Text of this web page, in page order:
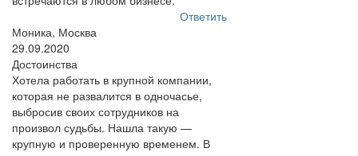
Ответить
Моника, Москва
29.09.2020
Достоинства
Хотела работать в крупной компании,
которая не развалится в одночасье,
выбросив своих сотрудников на
произвол судьбы. Нашла такую —
крупную и проверенную временем. В